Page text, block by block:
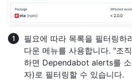
필요에 따라 목록을 필터링하
다운 메뉴를 사용합니다. "조
하면 Dependabot alerts를
자)로 필터링할 수 있습니다.